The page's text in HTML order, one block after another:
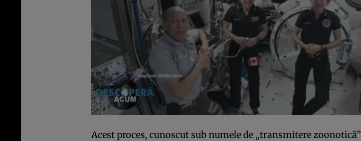
Acest proces, cunoscut sub numele de „transmitere zoonotică”